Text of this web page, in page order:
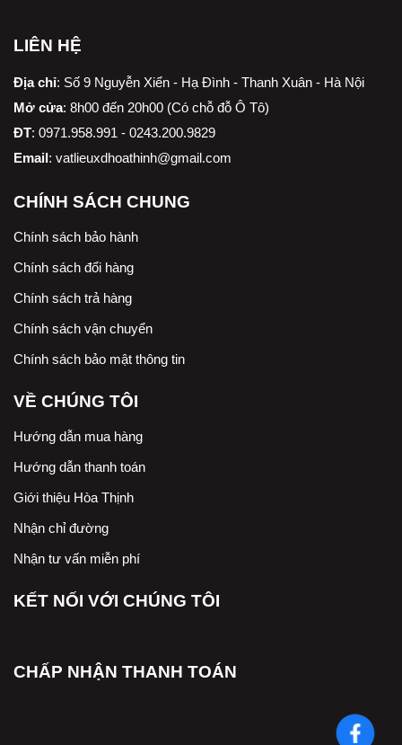
LIÊN HỆ
Địa chỉ: Số 9 Nguyễn Xiển - Hạ Đình - Thanh Xuân - Hà Nội
Mở cửa: 8h00 đến 20h00 (Có chỗ đỗ Ô Tô)
ĐT: 0971.958.991 - 0243.200.9829
Email: vatlieuxdhoathinh@gmail.com
CHÍNH SÁCH CHUNG
Chính sách bảo hành
Chính sách đổi hàng
Chính sách trả hàng
Chính sách vận chuyển
Chính sách bảo mật thông tin
VỀ CHÚNG TÔI
Hướng dẫn mua hàng
Hướng dẫn thanh toán
Giới thiệu Hòa Thịnh
Nhận chỉ đường
Nhận tư vấn miễn phí
KẾT NỐI VỚI CHÚNG TÔI
CHẤP NHẬN THANH TOÁN